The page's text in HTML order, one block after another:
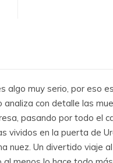
algo muy serio, por eso
con detalle las
pasando por todo el
vividos en la puerta de
nuez. Un divertido viaje